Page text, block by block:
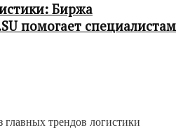
Биржа
помогает специалистам
трендов логистики